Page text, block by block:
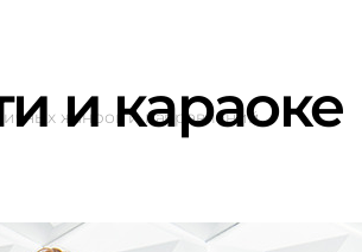
жанров и направлений
и караоке